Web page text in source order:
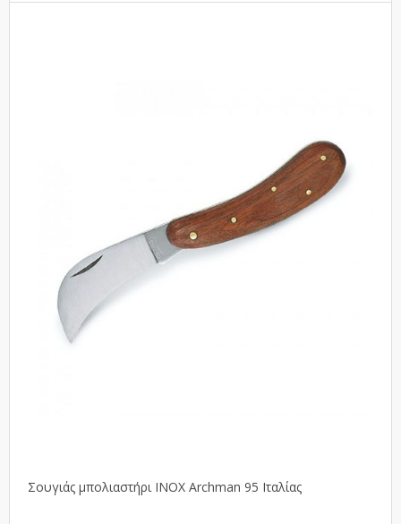
Σουγιάς μπολιαστήρι INOX Archman 95 Ιταλίας